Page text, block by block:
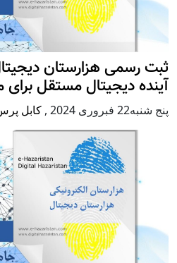
ثبت رسمی هزارستان
آینده دیجیتال مستقل
پنج شنبه22 فبروری 2024 , کابل